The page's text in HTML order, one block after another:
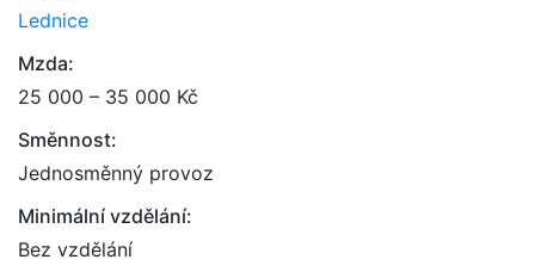
Lednice
Mzda:
25 000 – 35 000 Kč
Směnnost:
Jednosměnný provoz
Minimální vzdělání:
Bez vzdělání